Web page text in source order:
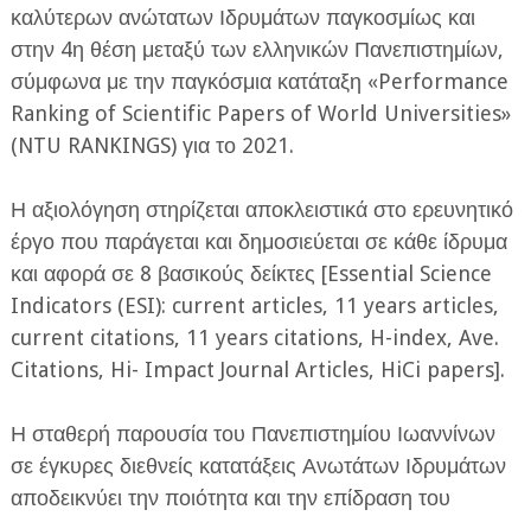
ΕΦΗΜΕΡΙΔΑ Η ΠΑΡΓΑ
ΠΛΗΡΟΦΟΡΙΕΣ
καλύτερων ανώτατων Ιδρυμάτων παγκοσμίως και
στην 4η θέση μεταξύ των ελληνικών Πανεπιστημίων,
σύμφωνα με την παγκόσμια κατάταξη «Performance
Ranking of Scientific Papers of World Universities»
(NTU RANKINGS) για το 2021.
Η αξιολόγηση στηρίζεται αποκλειστικά στο ερευνητικό
έργο που παράγεται και δημοσιεύεται σε κάθε ίδρυμα
και αφορά σε 8 βασικούς δείκτες [Essential Science
Indicators (ESI): current articles, 11 years articles,
current citations, 11 years citations, H-index, Ave.
Citations, Hi- Impact Journal Articles, HiCi papers].
Η σταθερή παρουσία του Πανεπιστημίου Ιωαννίνων
σε έγκυρες διεθνείς κατατάξεις Ανωτάτων Ιδρυμάτων
αποδεικνύει την ποιότητα και την επίδραση του